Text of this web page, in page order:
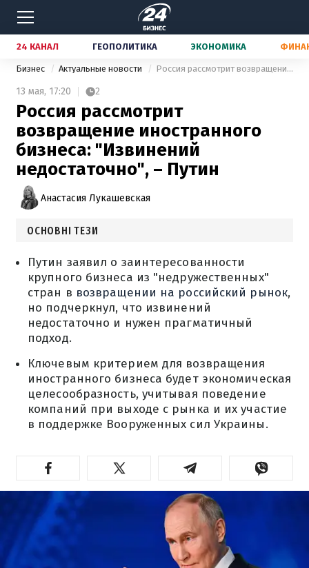
24 КАНАЛ ГЕОПОЛИТИКА ЭКОНОМИКА
Бизнес Актуальные новости Россия рассмотрит возвращение иностранного бизнеса: "Извинений недостаточно", – Путин
13 мая, 17:20 2
Россия рассмотрит
возвращение иностранного
бизнеса: "Извинений
недостаточно", – Путин
Анастасия Лукашевская
ОСНОВНІ ТЕЗИ
Путин заявил о заинтересованности
крупного бизнеса из "недружественных"
стран в возвращении на российский рынок,
но подчеркнул, что извинений
недостаточно и нужен прагматичный
подход.
Ключевым критерием для возвращения
иностранного бизнеса будет экономическая
целесообразность, учитывая поведение
компаний при выходе с рынка и их участие
в поддержке Вооруженных сил Украины.